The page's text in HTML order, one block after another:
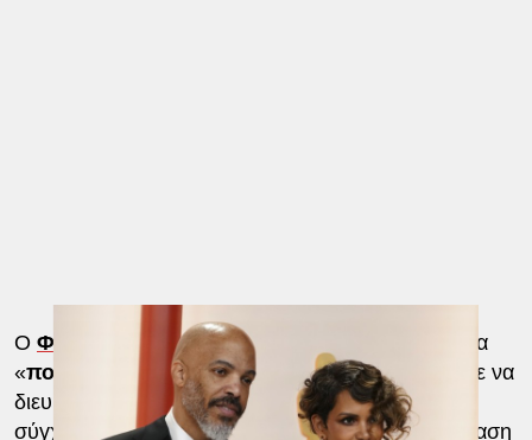
Ο Φάλον
ξεκίνησε λέγοντας ότι η Χάλι είχε κάποια
«πολύ χαρούμενα νέα» να μοιραστεί, αλλά ήθελε να
διευκρινίσει κάτι. Η Χάλι είπε ότι υπήρξε κάποια
σύγχυση σχετικά με την απάντησή της στην πρόταση